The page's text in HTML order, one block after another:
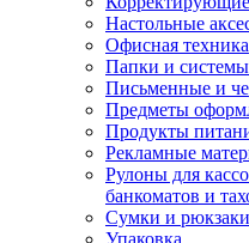
Настольные
Офисная техника
Папки и
Письменные и
Предметы
Продукты
Рекламные
Рулоны для
банкоматов и
Сумки и
Упаковка